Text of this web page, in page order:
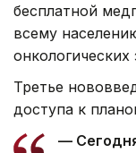
бесплатной
всему
онкологических
Третье
доступа к
—